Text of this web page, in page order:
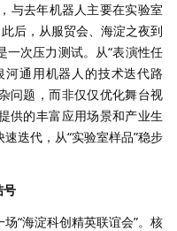
与去年机器人主要在实验室
后，从服贸会、海淀之夜到
次压力测试。从“表演性任
河通用机器人的技术迭代路
问题，而非仅仅优化舞台视
供的丰富应用场景和产业生
迭代，从“实验室样品”稳步
号​
“海淀科创精英联谊会”。核